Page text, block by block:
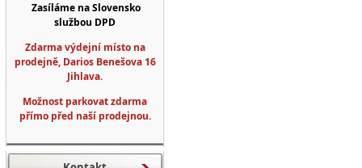
Zasíláme na Slovensko
službou DPD
Zdarma výdejní místo na
prodejně, Darios Benešova 16
Jihlava.
Možnost parkovat zdarma
přímo před naší prodejnou.